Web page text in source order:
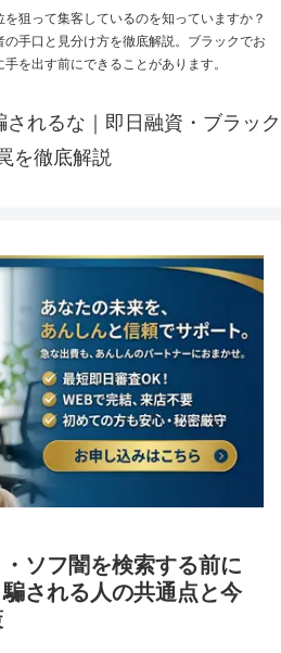
狙って集客しているのを知っていますか？
手口と見分け方を徹底解説。ブラックでお
を出す前にできることがあります。
れるな｜即日融資・ブラック
を徹底解説
ソフ闇を検索する前に
される人の共通点と今